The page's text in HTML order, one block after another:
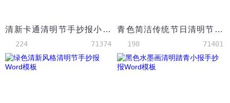
清新卡通清明节手抄报小报Word模板
224 71374
青色简洁传统节日清明节手抄报Word模板
198 71401